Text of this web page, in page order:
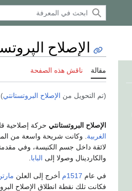
الإصلاح
مقالة ناقش هذه الصفحة
(تم التحويل من الإصلاح البروتستانتي)
الإصلاح البروتستانتي حركة إصلاحية
الغربية . وكانت شريحة واسعة من
لائقة داخل جسم الكنيسة، وفي
والكاردينال وصولا إلى البابا
في عام 1517م أخرج إلى العلن
فكانت تلك نقطة انطلاق الإصلاح